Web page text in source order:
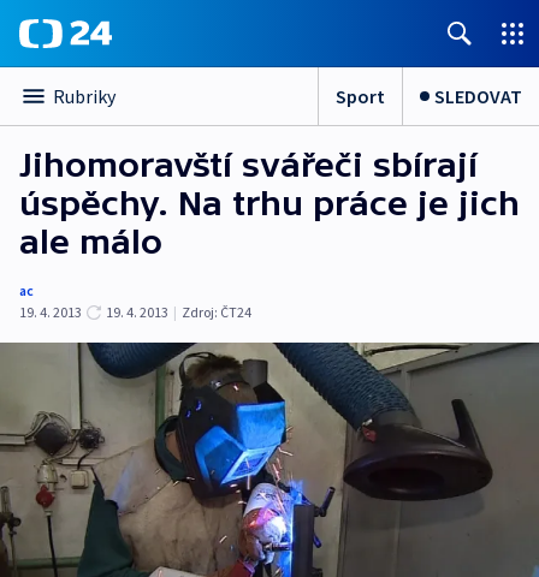
Rubriky Sport SLEDOVAT
Jihomoravští svářeči sbírají
úspěchy. Na trhu práce je jich
ale málo
ac
19. 4. 2013
19. 4. 2013 | Zdroj: ČT24